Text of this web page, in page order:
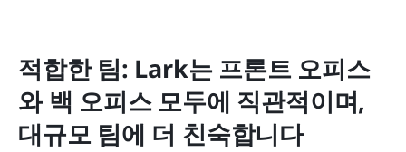
적합한 팀: Lark는 프론트 오피스
와 백 오피스 모두에 직관적이며,
대규모 팀에 더 친숙합니다